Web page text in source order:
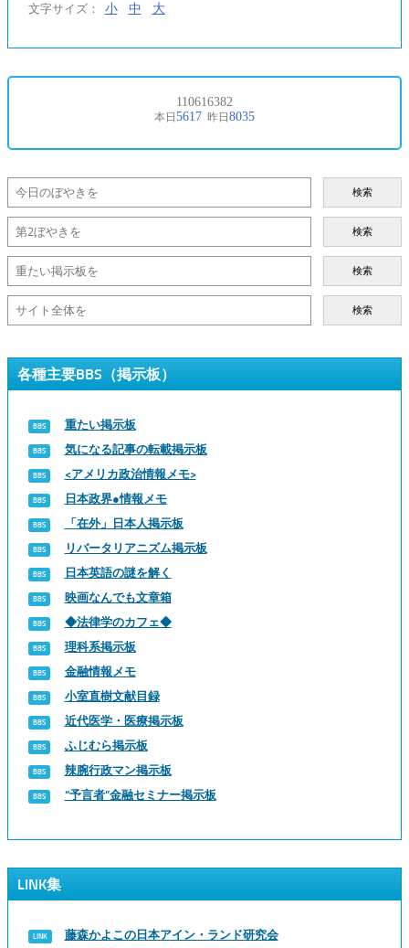
文字サイズ： 小 中 大
検索
検索
検索
検索
各種主要BBS（掲示板）
重たい掲示板
気になる記事の転載掲示板
<アメリカ政治情報メモ>
日本政界●情報メモ
「在外」日本人掲示板
リバータリアニズム掲示板
日本英語の謎を解く
映画なんでも文章箱
◆法律学のカフェ◆
理科系掲示板
金融情報メモ
小室直樹文献目録
近代医学・医療掲示板
ふじむら掲示板
辣腕行政マン掲示板
“予言者”金融セミナー掲示板
LINK集
藤森かよこの日本アイン・ランド研究会